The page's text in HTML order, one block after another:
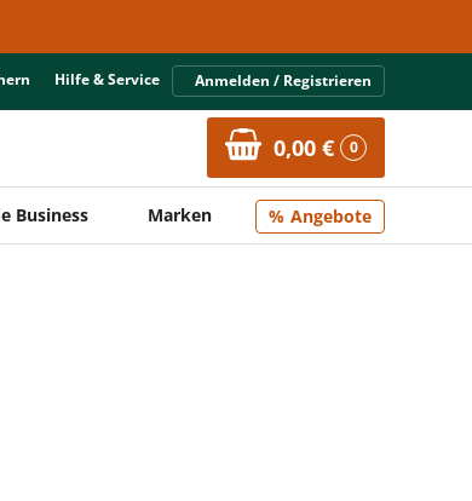
Hilfe & Service Anmelden / Registrieren
0,00 € 0
Business Marken Angebote